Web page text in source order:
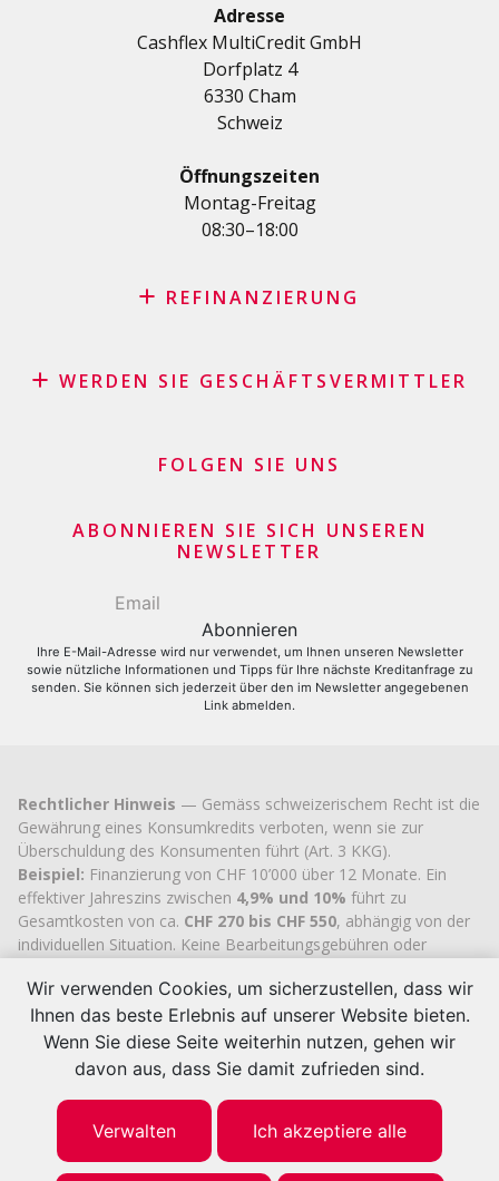
Datenschutzerklärung
Renovierungs/Baukredit
AutoKredit
Kredite für Ihre Ausbildung
Medizinische Kredit
Privatkredit für Selbstständige
KMU-Kredit
Kreditkartenantrag
Adresse
Cashflex MultiCredit GmbH
Dorfplatz 4
6330 Cham
Schweiz
Öffnungszeiten
Montag-Freitag
08:30–18:00
REFINANZIERUNG
Schweiz
Darlehenskonsolidierung
Kreditkartenantrag
WERDEN SIE GESCHÄFTSVERMITTLER
Geschäftsvermittler Händler und Kaufleute
FOLGEN SIE UNS
ABONNIEREN SIE SICH UNSEREN
NEWSLETTER
Ihre E-Mail-Adresse wird nur verwendet, um Ihnen unseren Newsletter
sowie nützliche Informationen und Tipps für Ihre nächste Kreditanfrage zu
senden. Sie können sich jederzeit über den im Newsletter angegebenen
Link abmelden.
Rechtlicher Hinweis — Gemäss schweizerischem Recht ist die
Gewährung eines Konsumkredits verboten, wenn sie zur
Überschuldung des Konsumenten führt (Art. 3 KKG).
Beispiel: Finanzierung von CHF 10’000 über 12 Monate. Ein
effektiver Jahreszins zwischen 4,9% und 10% führt zu
Gesamtkosten von ca. CHF 270 bis CHF 550, abhängig von der
individuellen Situation. Keine Bearbeitungsgebühren oder
Cashflex MultiCredit GmbH , seit 2007 im Handelsregister des
Kantons Zug eingetragen (UIDCHE-113.592.711), verfügt über
die offizielle kantonale Bewilligung zur Vermittlung von
Konsumkrediten.
© 2026 | Cashflex MultiKredit GmbH
Wir verwenden Cookies, um sicherzustellen, dass wir
Ihnen das beste Erlebnis auf unserer Website bieten.
Wenn Sie diese Seite weiterhin nutzen, gehen wir
davon aus, dass Sie damit zufrieden sind.
Verwalten Ich akzeptiere alle